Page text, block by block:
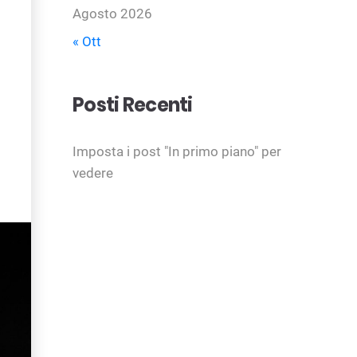
Agosto 2026
« Ott
Posti Recenti
Imposta i post "In primo piano" per
vedere